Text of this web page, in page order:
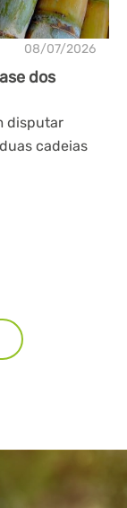
08/07/2026
dos
disputar
cadeias